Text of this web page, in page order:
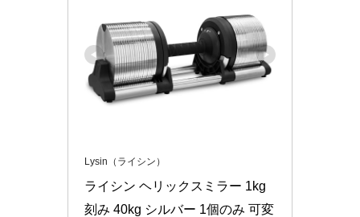
Lysin（ライシン）
ライシン ヘリックスミラー 1kg
刻み 40kg シルバー 1個のみ 可変